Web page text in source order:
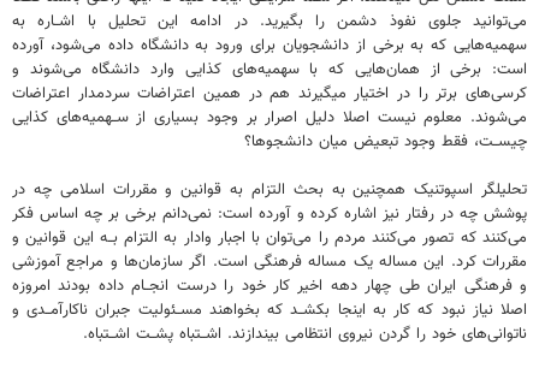
می‌توانید جلوی نفوذ دشمن را بگیرید. در ادامه این تحلیل با اشــاره به
سهمیه‌هایی که به برخی از دانشجویان برای ورود به دانشگاه داده می‌شود، آورده
است: برخی از همان‌هایی که با سهمیه‌های کذایی وارد دانشگاه می‌شوند و
کرسی‌های برتر را در اختیار میگیرند هم در همین اعتراضات سردمدار اعتراضات
می‌شوند. معلوم نیست اصلا دلیل اصرار بر وجود بسیاری از ســهمیه‌های کذایی
چیســت، فقط وجود تبعیض میان دانشجوها؟
تحلیلگر اسپوتنیک همچنین به بحث التزام به قوانین و مقررات اسلامی چه در
پوشش چه در رفتار نیز اشاره کرده و آورده است: نمی‌دانم برخی بر چه اساس فکر
می‌کنند که تصور می‌کنند مردم را می‌توان با اجبار وادار به التزام بــه این قوانین و
مقررات کرد. این مساله یک مساله فرهنگی است. اگر سازمان‌ها و مراجع آموزشی
و فرهنگی ایران طی چهار دهه اخیر کار خود را درست انجــام داده بودند امروزه
اصلا نیاز نبود که کار به اینجا بکشــد که بخواهند مســئولیت جبران ناکارآمــدی و
ناتوانی‌های خود را گردن نیروی انتظامی بیندازند. اشــتباه پشــت اشــتباه.